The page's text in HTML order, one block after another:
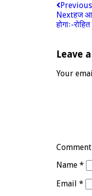
Previous
Nextहज
होगाः-
Leave
Your
Comment
Name *
Email *